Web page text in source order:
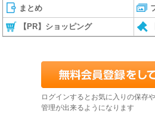
まとめ
【PR】ショッピング
ログインするとお気に入りの保存
管理が出来るようになります